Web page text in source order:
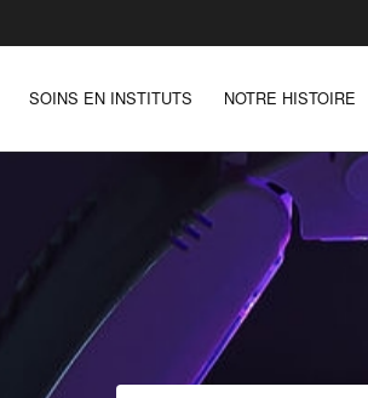
SOINS EN INSTITUTS NOTRE HISTOIRE